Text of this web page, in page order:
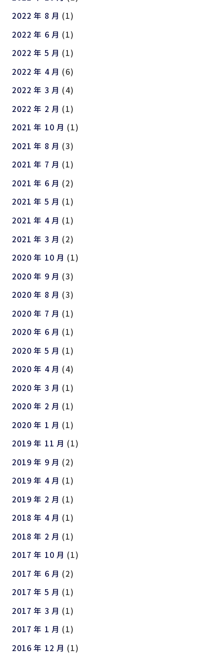
2022 年 8 月 (1)
2022 年 6 月 (1)
2022 年 5 月 (1)
2022 年 4 月 (6)
2022 年 3 月 (4)
2022 年 2 月 (1)
2021 年 10 月 (1)
2021 年 8 月 (3)
2021 年 7 月 (1)
2021 年 6 月 (2)
2021 年 5 月 (1)
2021 年 4 月 (1)
2021 年 3 月 (2)
2020 年 10 月 (1)
2020 年 9 月 (3)
2020 年 8 月 (3)
2020 年 7 月 (1)
2020 年 6 月 (1)
2020 年 5 月 (1)
2020 年 4 月 (4)
2020 年 3 月 (1)
2020 年 2 月 (1)
2020 年 1 月 (1)
2019 年 11 月 (1)
2019 年 9 月 (2)
2019 年 4 月 (1)
2019 年 2 月 (1)
2018 年 4 月 (1)
2018 年 2 月 (1)
2017 年 10 月 (1)
2017 年 6 月 (2)
2017 年 5 月 (1)
2017 年 3 月 (1)
2017 年 1 月 (1)
2016 年 12 月 (1)